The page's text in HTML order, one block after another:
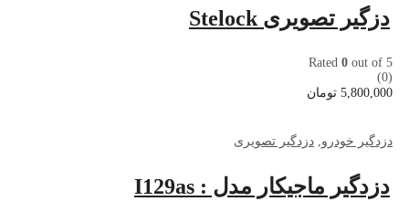
دزگیر تصویری Stelock
Rated 0 out of 5
(0)
5,800,000 تومان
دزدگیر خودرو, دزدگیر تصویری
دزدگیر ماجیکار مدل : I129as